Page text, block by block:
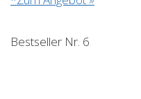
Bestseller Nr. 6